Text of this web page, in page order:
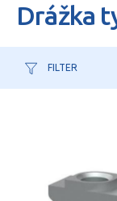
Drážka
FILTER